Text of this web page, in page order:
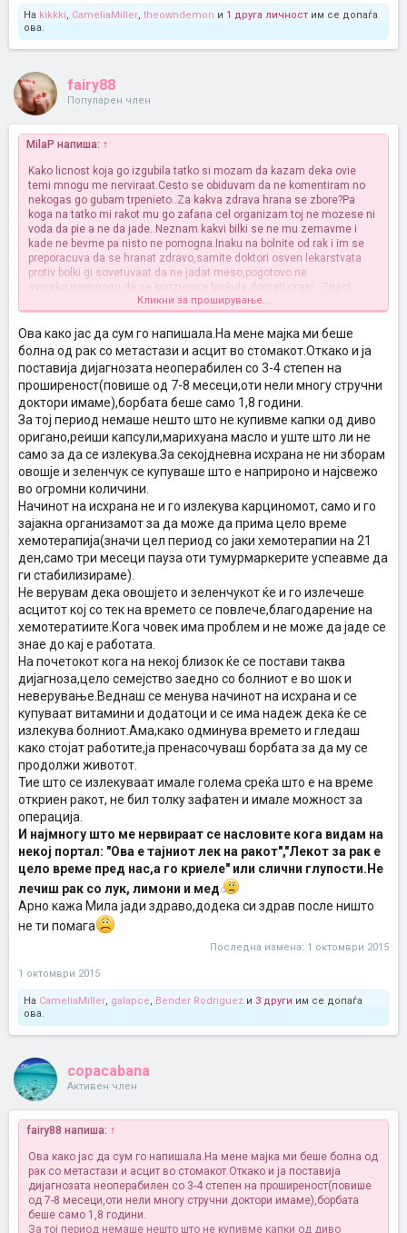
На kikkki, CameliaMiller, theowndemon и 1 друга личност им се допаѓа
ова.
fairy88
Популарен член
MilaP напиша: ↑
Kako licnost koja go izgubila tatko si mozam da kazam deka ovie
temi mnogu me nerviraat.Cesto se obiduvam da ne komentiram no
nekogas go gubam trpenieto..Za kakva zdrava hrana se zbore?Pa
koga na tatko mi rakot mu go zafana cel organizam toj ne mozese ni
voda da pie a ne da jade..Neznam kakvi bilki se ne mu zemavme i
kade ne bevme pa nisto ne pomogna.Inaku na bolnite od rak i im se
preporacuva da se hranat zdravo,samite doktori osven lekarstvata
protiv bolki gi sovetuvaat da ne jadat meso,pogotovo ne
svinsko,najmnogu da se konzumira brokula,domati,orasi...Znaci
doktorite sovetuvaat bolnite da se hranat zdravo no za zal vo
poveketo slucaevi ni medicinata a pogotovo ne hranata ne im
pomagaat na bolnite,ne im pomogna ni na tatko mi ni na svekor
mi.Zatoa batalete so toa da se borime protiv rakot so zdrava
hrana,jadete zdravo dodeka ste zdravi,koga veke ne daj boze ke se
razbolite nisto ne pomaga....
Кликни за проширување...
Ова како јас да сум го напишала.На мене мајка ми беше
болна од рак со метастази и асцит во стомакот.Откако и ја
поставија дијагнозата неоперабилен со 3-4 степен на
проширеност(повише од 7-8 месеци,оти нели многу стручни
доктори имаме),борбата беше само 1,8 години.
За тој период немаше нешто што не купивме капки од диво
оригано,реиши капсули,марихуана масло и уште што ли не
само за да се излекува.За секојдневна исхрана не ни зборам
овошје и зеленчук се купуваше што е наприроно и најсвежо
во огромни количини.
Начинот на исхрана не и го излекува карциномот, само и го
зајакна организамот за да може да прима цело време
хемотерапија(значи цел период со јаки хемотерапии на 21
ден,само три месеци пауза оти тумурмаркерите успеавме да
ги стабилизираме).
Не верувам дека овошјето и зеленчукот ќе и го излечеше
асцитот кој со тек на времето се повлече,благодарение на
хемотератиите.Кога човек има проблем и не може да јаде се
знае до кај е работата.
На почетокот кога на некој близок ќе се постави таква
дијагноза,цело семејство заедно со болниот е во шок и
неверување.Веднаш се менува начинот на исхрана и се
купуваат витамини и додатоци и се има надеж дека ќе се
излекува болниот.Ама,како одминува времето и гледаш
како стојат работите,ја пренасочуваш борбата за да му се
продолжи животот.
Тие што се излекуваат имале голема среќа што е на време
откриен ракот, не бил толку зафатен и имале можност за
операција.
И најмногу што ме нервираат се насловите кога видам на
некој портал: "Ова е тајниот лек на ракот","Лекот за рак е
цело време пред нас,a го криеле" или слични глупости.Не
лечиш рак со лук, лимони и мед
Арно кажа Мила јади здраво,додека си здрав после ништо
не ти помага
Последна измена: 1 октомври 2015
1 октомври 2015
На CameliaMiller, galapce, Bender Rodriguez и 3 други им се допаѓа
ова.
copacabana
Активен член
fairy88 напиша: ↑
Ова како јас да сум го напишала.На мене мајка ми беше болна од
рак со метастази и асцит во стомакот.Откако и ја поставија
дијагнозата неоперабилен со 3-4 степен на проширеност(повише
од 7-8 месеци,оти нели многу стручни доктори имаме),борбата
беше само 1,8 години.
За тој период немаше нешто што не купивме капки од диво